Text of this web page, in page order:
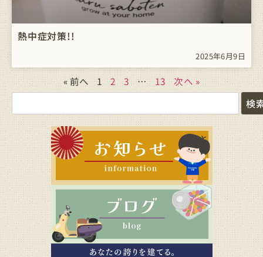
熱中症対策!!
2025年6月9日
« 前へ 1 2 3 … 13 次へ »
検